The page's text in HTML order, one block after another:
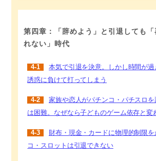
第四章：「辞めよう」と引退しても「
れない」時代
4-1
本気で引退を決意。しかし時間が
誘惑に負けて打ってしまう
4-2
家族や恋人がパチンコ・パチスロを
は困難。なぜなら子どものゲーム依存と変
4-3
財布・現金・カードに物理的制限
コ・スロットは引退できない